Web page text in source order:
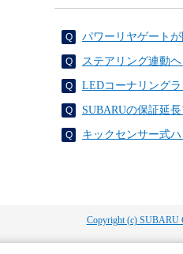
パワーリヤゲート
ステアリング連動
LEDコーナリング
SUBARUの保証延
キックセンサー式
Copyright (c) SUBARU